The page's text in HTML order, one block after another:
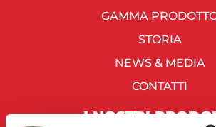
GAMMA
STORIA
NEWS & MEDIA
CONTATTI
I NOSTRI